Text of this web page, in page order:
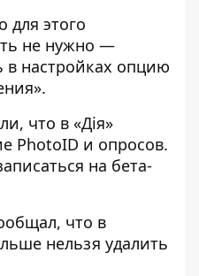
для этого
не нужно —
в настройках опцию
что в «Дія»
PhotoID и опросов.
на бета-
что в
нельзя удалить